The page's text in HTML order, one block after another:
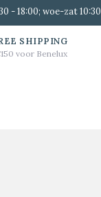
- 18:00; woe-zat
SHIPPING
voor Benelux